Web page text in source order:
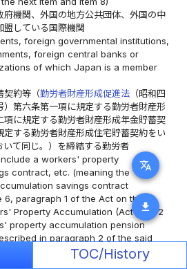
translate
download
府機関、外国の地方公共団体、外国の中
盟している国際機関
foreign governmental institutions,
foreign central banks or
of which Japan is a member
契約等（勤労者財産形成促進法（昭和四
）第六条第一項に規定する勤労者財産形
項に規定する勤労者財産形成年金貯蓄契
定する勤労者財産形成住宅貯蓄契約をい
いて同じ。）を締結する勤労者
a workers' property
contract, etc. (meaning the
savings contract
paragraph 1 of the Act on the
Property Accumulation (Act No. 92
property accumulation pension
in paragraph 2 of the said
on workers' property
for house construction prescribed
TOC/History